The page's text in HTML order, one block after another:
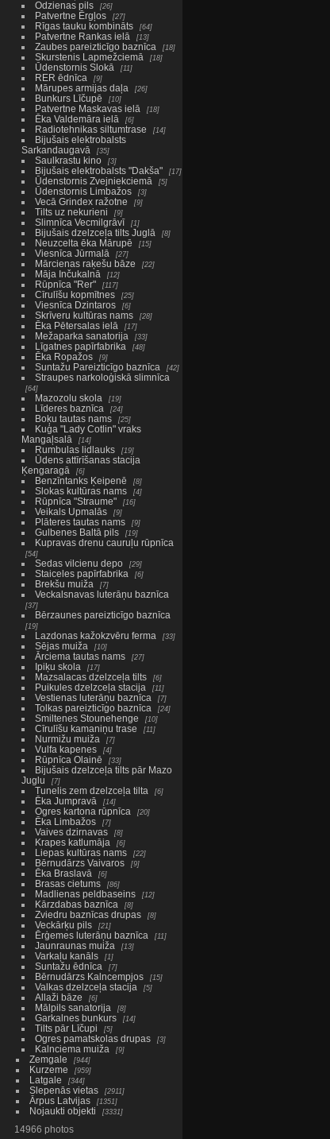
Odzienas pils 26
Patvertne Ērgļos 27
Rīgas tauku kombināts 64
Patvertne Rankas ielā 13
Zaubes pareizticīgo baznīca 18
Skurstenis Lapmežciemā 18
Ūdenstornis Slokā 11
RER ēdnīca 9
Mārupes armijas daļa 26
Bunkurs Līčupē 10
Patvertne Maskavas ielā 18
Ēka Valdemāra ielā 6
Radiotehnikas siltumtrase 14
Bijušais elektrobalsts
Sarkandaugavā
35
Saulkrastu kino 3
Bijušais elektrobalsts "Dakša" 17
Ūdenstornis Zvejniekciemā 5
Ūdenstornis Limbažos 3
Vecā Grindex ražotne 9
Tilts uz nekurieni 9
Slimnīca Vecmilgrāvī 1
Bijušais dzelzceļa tilts Juglā 8
Neuzcelta ēka Mārupē 15
Viesnīca Jūrmalā 27
Mārcienas raķešu bāze 22
Māja Inčukalnā 12
Rūpnīca "Rer" 117
Cīrulīšu kopmītnes 25
Viesnīca Dzintaros 6
Skrīveru kultūras nams 28
Ēka Pētersalas ielā 17
Mežaparka sanatorija 33
Līgatnes papīrfabrika 48
Ēka Ropažos 9
Suntažu Pareizticīgo baznīca 42
Straupes narkoloģiskā slimnīca
64
Mazozolu skola 19
Līderes baznīca 24
Boķu tautas nams 25
Kuģa "Lady Cotlin" vraks
Mangaļsalā
14
Rumbulas lidlauks 19
Ūdens attīrīšanas stacija
Ķengaragā
6
Benzīntanks Ķeipenē 8
Slokas kultūras nams 4
Rūpnīca "Straume" 16
Veikals Upmalās 9
Plāteres tautas nams 9
Gulbenes Baltā pils 19
Kupravas drenu cauruļu rūpnīca
54
Sedas vilcienu depo 29
Staiceles papīrfabrika 6
Brekšu muiža 7
Veckalsnavas luterāņu baznīca
37
Bērzaunes pareizticīgo baznīca
19
Lazdonas kažokzvēru ferma 33
Sējas muiža 10
Ārciema tautas nams 27
Ipiķu skola 17
Mazsalacas dzelzceļa tilts 6
Puikules dzelzceļa stacija 11
Vestienas luterāņu baznīca 7
Tolkas pareizticīgo baznīca 24
Smiltenes Stounehenge 10
Cīrulīšu kamaniņu trase 11
Nurmižu muiža 7
Vulfa kapenes 4
Rūpnīca Olainē 33
Bijušais dzelzceļa tilts pār Mazo
Juglu
7
Tunelis zem dzelzceļa tilta 6
Ēka Jumpravā 14
Ogres kartona rūpnīca 20
Ēka Limbažos 7
Vaives dzirnavas 8
Krapes katlumāja 6
Liepas kultūras nams 22
Bērnudārzs Vaivaros 9
Ēka Braslavā 6
Brasas cietums 86
Madlienas peldbaseins 12
Kārzdabas baznīca 8
Zviedru baznīcas drupas 8
Veckārķu pils 21
Ērģemes luterāņu baznīca 11
Jaunraunas muiža 13
Varkaļu kanāls 1
Suntažu ēdnīca 7
Bērnudārzs Kalncempjos 15
Valkas dzelzceļa stacija 5
Allaži bāze 6
Mālpils sanatorija 8
Garkalnes bunkurs 14
Tilts pār Līčupi 5
Ogres pamatskolas drupas 3
Kalnciema muiža 9
Zemgale 944
Kurzeme 959
Latgale 344
Slepenās vietas 2911
Ārpus Latvijas 1351
Nojaukti objekti 3331
14966 photos